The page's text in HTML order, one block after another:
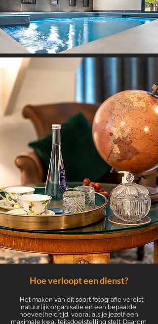
Hoe verloopt een dienst?
Het maken van dit soort fotografie vereist
natuurlijk organisatie en een bepaalde
hoeveelheid tijd, vooral als je jezelf een
maximale kwaliteitsdoelstelling stelt. Daarom